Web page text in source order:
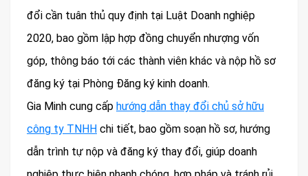
đổi cần tuân thủ quy định tại Luật Doanh nghiệp
2020, bao gồm lập hợp đồng chuyển nhượng vốn
góp, thông báo tới các thành viên khác và nộp hồ sơ
đăng ký tại Phòng Đăng ký kinh doanh.
Gia Minh cung cấp hướng dẫn thay đổi chủ sở hữu
công ty TNHH chi tiết, bao gồm soạn hồ sơ, hướng
dẫn trình tự nộp và đăng ký thay đổi, giúp doanh